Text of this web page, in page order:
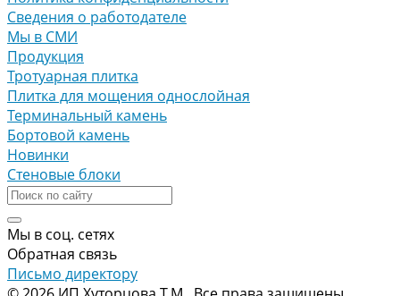
Сведения о работодателе
Мы в СМИ
Продукция
Тротуарная плитка
Плитка для мощения однослойная
Терминальный камень
Бортовой камень
Новинки
Стеновые блоки
Мы в соц. сетях
Обратная связь
Письмо директору